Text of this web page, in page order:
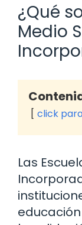
¿Qué
Medio
click
Las